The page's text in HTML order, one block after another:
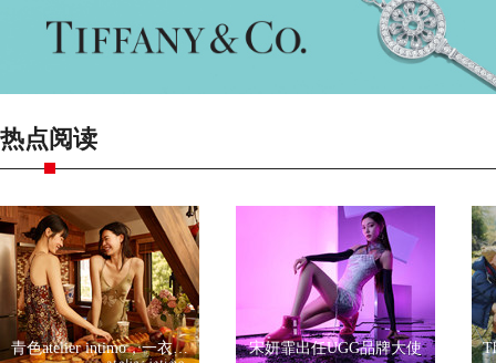
热点阅读
青色atelier intimo，一衣一带尽显优雅 宋妍霏出任UGG品牌大使